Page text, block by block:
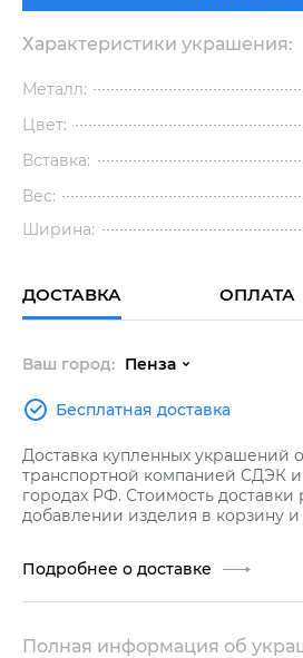
Характеристики украшения:
Металл:
Цвет:
Вставка:
Вес:
Ширина:
ДОСТАВКА ОПЛАТА
Ваш город: Пенза
Бесплатная доставка
Доставка купленных украшений
транспортной компанией СДЭК и
городах РФ. Стоимость доставки
добавлении изделия в корзину и
Подробнее о доставке
Полная информация об